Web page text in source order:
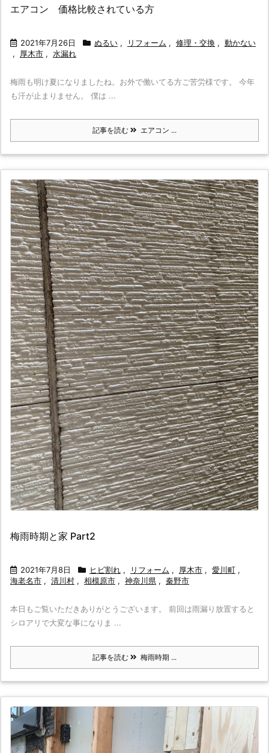
エアコン 価格比較されている方
2021年7月26日 ぬるい , リフォーム , 修理・交換 , 動かない
,
厚木市 , 水漏れ
梅雨も明け夏になりましたね。お外で働いてる方ご苦労様です。 今年
も汗が止まりません。 僕は ...
記事を読む エアコン ...
梅雨時期と家 Part2
2021年7月8日 ヒビ割れ , リフォーム , 厚木市 , 愛川町 ,
海老名市 , 清川村 , 相模原市 , 神奈川県 , 秦野市
本日もご覧いただきありがとうございます。 前回は雨漏り放置すると
シロアリで大変な事になりま ...
記事を読む 梅雨時期 ...